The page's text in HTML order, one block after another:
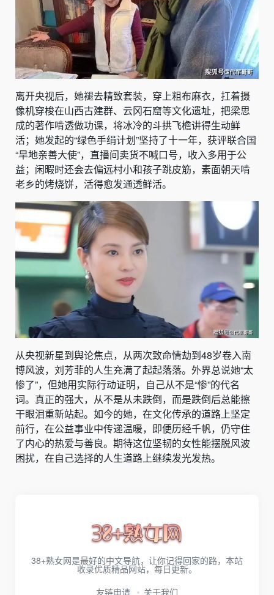
离开央视后，她褪去精致套装，穿上粗布麻衣，扛着摄
像机穿梭在山西古建群、云冈石窟等文化遗址，把梁思
成的著作啃透做功课，将冰冷的斗拱飞檐讲得生动鲜
活；她发起的“绿色手绢计划”坚持了十一年，获评联合国
“旱地亲善大使”，直播间卖货不喊口号，收入多用于公
益；闲暇时还会去偏远村小和孩子跳皮筋，素面朝天啃
老乡的烤烧饼，活得愈发通透鲜活。
从央视新星到舆论焦点，从两次致命情劫到48岁卷入南
博风波，刘芳菲的人生充满了起起落落。外界总说她“太
惨了”，但她用实际行动证明，自己从不是“惨”的代名
词。真正的强大，从不是从未跌倒，而是跌倒后总能擦
干眼泪重新站起。如今的她，在文化传承的道路上坚定
前行，在公益事业中传递温暖，即便历经千帆，仍守住
了内心的热爱与善良。期待这位坚韧的女性能摆脱风波
困扰，在自己选择的人生道路上继续发光发热。
38+熟女网是最好的中文导航，让你记得回家的路，本站
收录优质精品网站，每日更新。
友链申请
关于我们